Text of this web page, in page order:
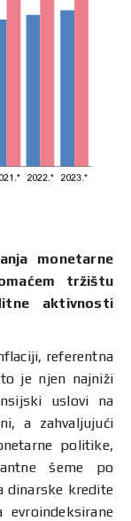
monetarne
tržištu
aktivnosti
referentna
je njen najniži
uslovi na
a zahvaljujući
politike,
šeme po
dinarske kredite